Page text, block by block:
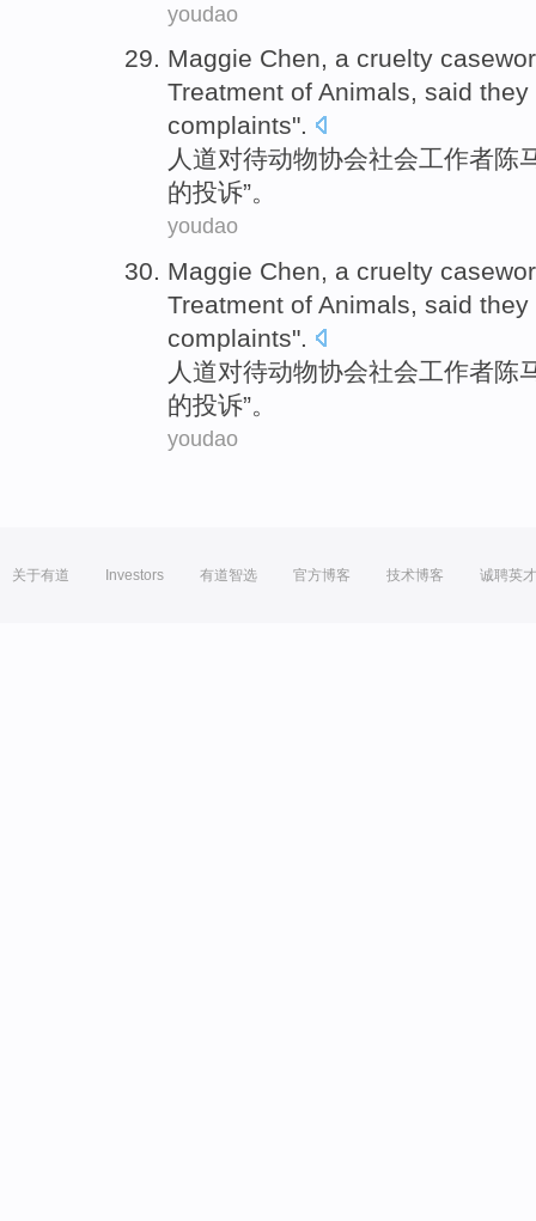
youdao
Maggie Chen, a cruelty
Treatment of Animals, said they
complaints".
人道对待动物协会社会工作者陈
的投诉”。
youdao
Maggie Chen, a cruelty
Treatment of Animals, said they
complaints".
人道对待动物协会社会工作者陈
的投诉”。
youdao
关于有道 Investors 有道智选 官方博客 技术博客 诚聘英才